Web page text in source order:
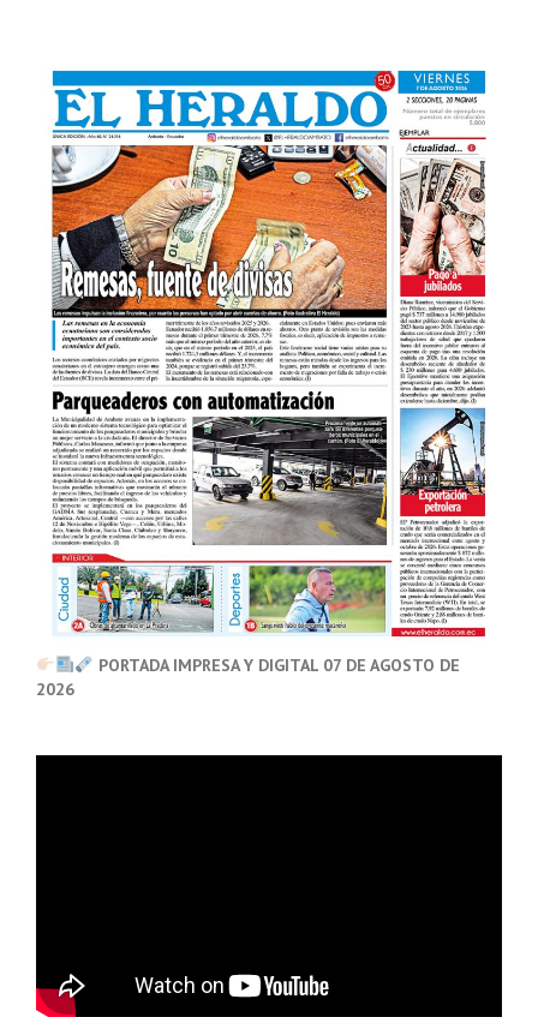
PORTADA IMPRESA Y DIGITAL 07 DE AGOSTO DE
2026